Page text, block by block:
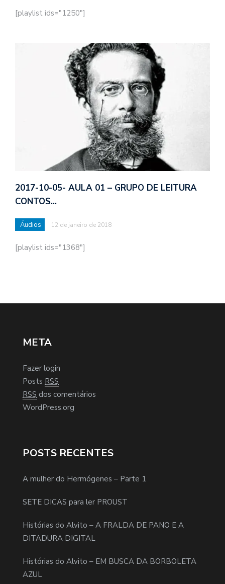
[playlist ids="1250"]
2017-10-05- AULA 01 – GRUPO DE LEITURA
CONTOS…
Áudios 12 de janeiro de 2018
[playlist ids="1368"]
META
Fazer login
Posts RSS
RSS dos comentários
WordPress.org
POSTS RECENTES
A mulher do Hermógenes – Parte 1
SETE DICAS para ler PROUST
Histórias do Alvito – A FRALDA DE PANO E A
DITADURA DIGITAL
Histórias do Alvito – EM BUSCA DA BORBOLETA
AZUL